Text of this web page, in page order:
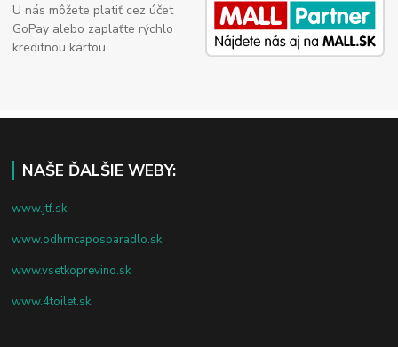
U nás môžete platiť cez účet
GoPay alebo zaplaťte rýchlo
kreditnou kartou.
NAŠE ĎALŠIE WEBY:
www.jtf.sk
www.odhrncaposparadlo.sk
www.vsetkoprevino.sk
www.4toilet.sk